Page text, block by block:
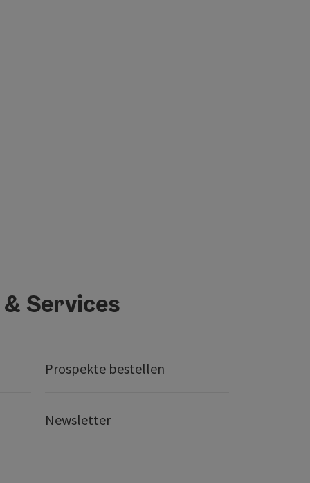
Services
Prospekte bestellen
Newsletter